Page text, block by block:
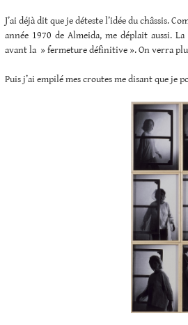
J’ai déjà dit que je déteste l’idée du châssis.
année 1970 de Almeida, me déplait aussi.
avant la » fermeture définitive ». On verra
Puis j’ai empilé mes croutes me disant que je